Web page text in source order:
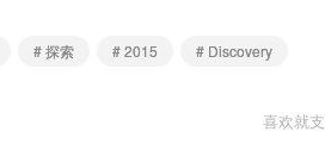
# 探索 # 2015 # Discovery
喜欢就